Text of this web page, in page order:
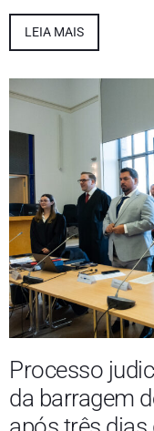
LEIA MAIS
Processo
da barragem